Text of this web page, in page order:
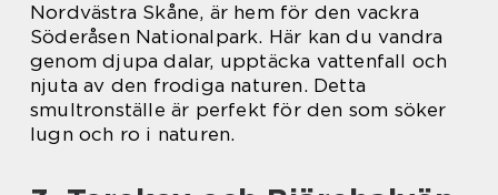
Nordvästra Skåne, är hem för den vackra
Söderåsen Nationalpark. Här kan du vandra
genom djupa dalar, upptäcka vattenfall och
njuta av den frodiga naturen. Detta
smultronställe är perfekt för den som söker
lugn och ro i naturen.